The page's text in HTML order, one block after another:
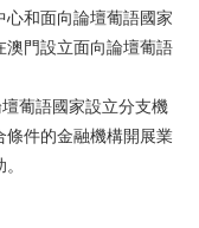
和面向論壇葡語國家
門設立面向論壇葡語
葡語國家設立分支機
件的金融機構開展業